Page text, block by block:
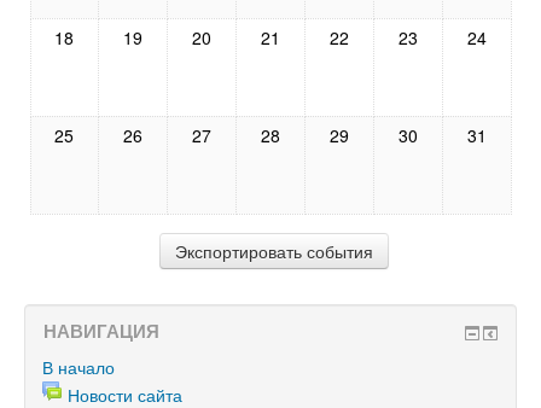
18 19 20 21 22 23 24
25 26 27 28 29 30 31
НАВИГАЦИЯ
В начало
Новости сайта